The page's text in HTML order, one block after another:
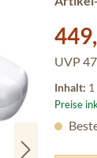
UVP
Inhalt: 1
Preise